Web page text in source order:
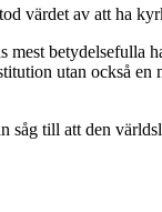
värdet av att ha
betydelsefulla
utan också en
såg till att den